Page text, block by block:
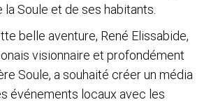
Soule et de ses habitants.
belle aventure, René Elissabide,
visionnaire et profondément
Soule, a souhaité créer un média
événements locaux avec les